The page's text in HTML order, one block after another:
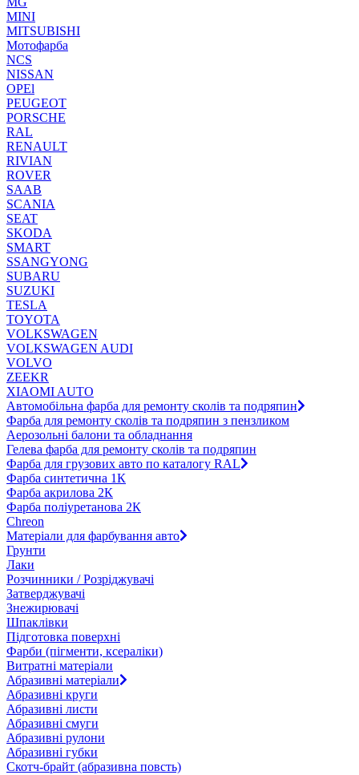
MINI
MITSUBISHI
Мотофарба
NCS
NISSAN
OPEl
PEUGEOT
PORSCHE
RAL
RENAULT
RIVIAN
ROVER
SAAB
SCANIA
SEAT
SKODA
SMART
SSANGYONG
SUBARU
SUZUKI
TESLA
TOYOTA
VOLKSWAGEN
VOLKSWAGEN AUDI
VOLVO
ZEEKR
XIAOMI AUTO
Автомобільна фарба для ремонту сколів та подряпин
Фарба для ремонту сколів та подряпин з пензликом
Аерозольні балони та обладнання
Гелева фарба для ремонту сколів та подряпин
Фарба для грузових авто по каталогу RAL
Фарба синтетична 1К
Фарба акрилова 2К
Фарба поліуретанова 2К
Chreon
Матеріали для фарбування авто
Грунти
Лаки
Розчинники / Розріджувачі
Затверджувачі
Знежирювачі
Шпаклівки
Підготовка поверхні
Фарби (пігменти, ксераліки)
Витратні матеріали
Абразивні матеріали
Абразивні круги
Абразивні листи
Абразивні смуги
Абразивні рулони
Абразивні губки
Скотч-брайт (абразивна повсть)